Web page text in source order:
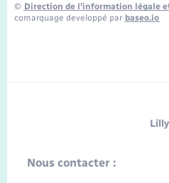
© Direction de l’information légale
comarquage developpé par baseo.io
Lilly
Nous contacter :